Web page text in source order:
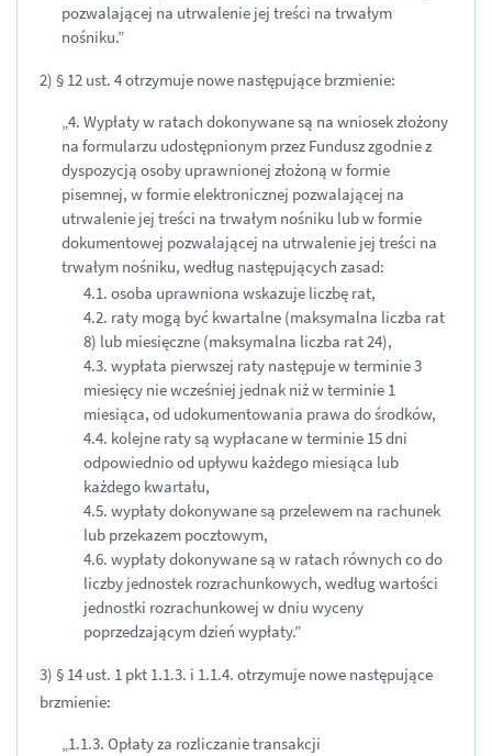
pozwalającej na utrwalenie jej treści na trwałym
nośniku.”
2) § 12 ust. 4 otrzymuje nowe następujące brzmienie:
„4. Wypłaty w ratach dokonywane są na wniosek złożony
na formularzu udostępnionym przez Fundusz zgodnie z
dyspozycją osoby uprawnionej złożoną w formie
pisemnej, w formie elektronicznej pozwalającej na
utrwalenie jej treści na trwałym nośniku lub w formie
dokumentowej pozwalającej na utrwalenie jej treści na
trwałym nośniku, według następujących zasad:
4.1. osoba uprawniona wskazuje liczbę rat,
4.2. raty mogą być kwartalne (maksymalna liczba rat
8) lub miesięczne (maksymalna liczba rat 24),
4.3. wypłata pierwszej raty następuje w terminie 3
miesięcy nie wcześniej jednak niż w terminie 1
miesiąca, od udokumentowania prawa do środków,
4.4. kolejne raty są wypłacane w terminie 15 dni
odpowiednio od upływu każdego miesiąca lub
każdego kwartału,
4.5. wypłaty dokonywane są przelewem na rachunek
lub przekazem pocztowym,
4.6. wypłaty dokonywane są w ratach równych co do
liczby jednostek rozrachunkowych, według wartości
jednostki rozrachunkowej w dniu wyceny
poprzedzającym dzień wypłaty.”
3) § 14 ust. 1 pkt 1.1.3. i 1.1.4. otrzymuje nowe następujące
brzmienie:
„1.1.3. Opłaty za rozliczanie transakcji